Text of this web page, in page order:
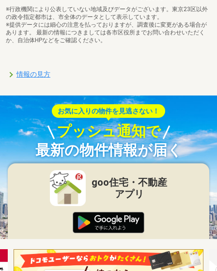
※行政機関により公表していない地域及びデータがございます。東京23区以外
の政令指定都市は、市全体のデータとして表示しています。
※提供データには細心の注意を払っておりますが、調査後に変更がある場合が
あります。 最新の情報につきましては各市区役所までお問い合わせいただく
か、自治体HPなどをご確認ください。
情報の見方
お気に入りの物件を見逃さない！
プッシュ通知で
最新の物件情報が届く
goo住宅・不動産
アプリ